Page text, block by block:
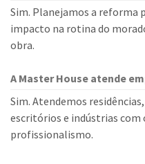
Sim. Planejamos a reforma
impacto na rotina do
obra.
A Master House atende
Sim. Atendemos
escritórios e indústrias com
profissionalismo.